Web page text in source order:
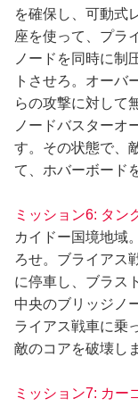
を確保し、可動式
座を使って、プラ
ノードを同時に制
トさせろ。オーバ
らの攻撃に対して
ノードバスターオ
す。その状態で、
て、ホバーボード
ミッション6: タン
カイドー国境地域
ろせ。ブライアス
に停車し、ブラス
中央のブリッジノ
ライアス戦車に乗
敵のコアを破壊し
ミッション7: カー